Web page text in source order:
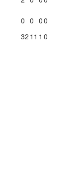
0 0 00
32 11 1 0